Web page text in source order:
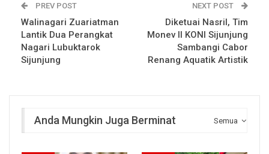
PREV POST
Walinagari Zuariatman
Lantik Dua Perangkat
Nagari Lubuktarok
Sijunjung
NEXT POST
Diketuai Nasril, Tim
Monev II KONI Sijunjung
Sambangi Cabor
Renang Aquatik Artistik
Semua
Anda Mungkin Juga Berminat